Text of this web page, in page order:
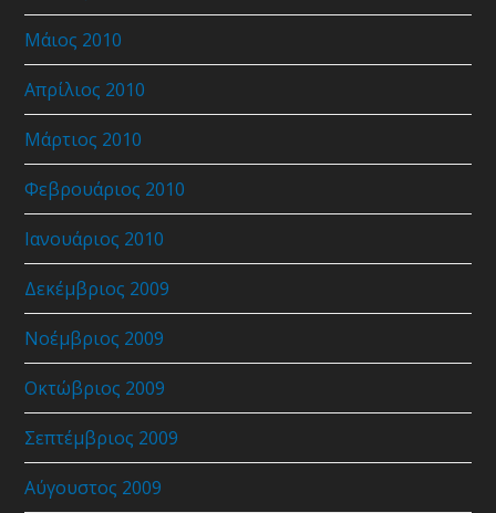
Μάιος 2010
Απρίλιος 2010
Μάρτιος 2010
Φεβρουάριος 2010
Ιανουάριος 2010
Δεκέμβριος 2009
Νοέμβριος 2009
Οκτώβριος 2009
Σεπτέμβριος 2009
Αύγουστος 2009